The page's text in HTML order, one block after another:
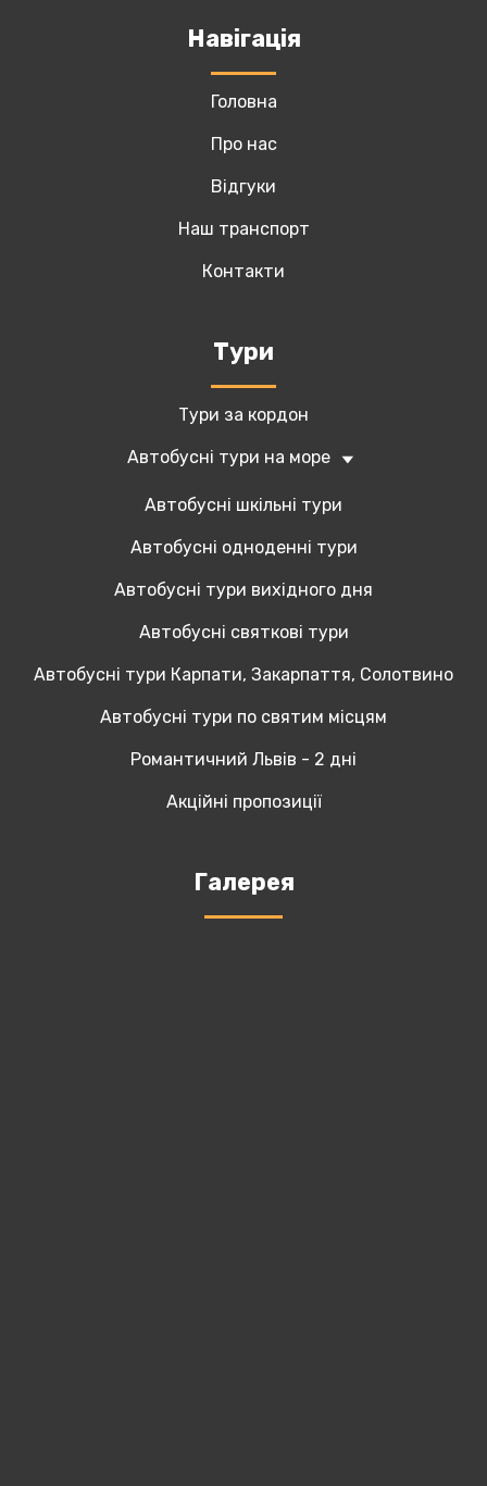
Навігація
Головна
Про нас
Відгуки
Наш транспорт
Контакти
Tури
Тури за кордон
Автобусні тури на море
Автобусні шкільні тури
Автобусні одноденні тури
Автобусні тури вихідного дня
Автобусні святкові тури
Автобусні тури Карпати, Закарпаття, Солотвино
Автобусні тури по святим місцям
Романтичний Львів - 2 дні
Акційні пропозиції
Галерея